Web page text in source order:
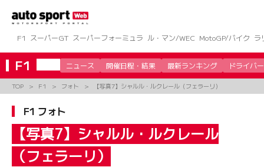
ツ
へ
ス
キ
ッ
F1 スーパーGT スーパーフォーミュラ ル・マン/WEC MotoGP/バイク ラ
F1 ニュース 開催日程・結果 最新ランキング ドライバー
TOP F1 フォト 【写真7】シャルル・ルクレール（フェラーリ）
F1 フォト
【写真7】シャルル・ルクレール
（フェラーリ）